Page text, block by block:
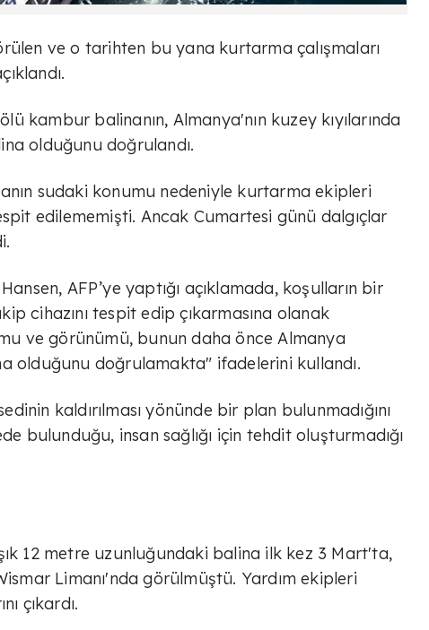
ve o tarihten bu yana kurtarma çalışmaları
kambur balinanın, Almanya'nın kuzey kıyılarında
olduğunu doğrulandı.
sudaki konumu nedeniyle kurtarma ekipleri
edilememişti. Ancak Cumartesi günü dalgıçlar
AFP’ye yaptığı açıklamada, koşulların bir
cihazını tespit edip çıkarmasına olanak
ve görünümü, bunun daha önce Almanya
olduğunu doğrulamakta" ifadelerini kullandı.
kaldırılması yönünde bir plan bulunmadığını
bulunduğu, insan sağlığı için tehdit oluşturmadığı
12 metre uzunluğundaki balina ilk kez 3 Mart'ta,
Limanı'nda görülmüştü. Yardım ekipleri
çıkardı.